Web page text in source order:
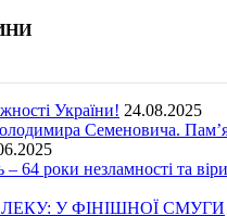
України! 24.08.2025
Семеновича.
64 роки незламності та
У ФІНІШНОЇ СМУГИ